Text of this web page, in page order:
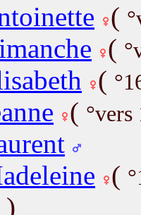
(
(
(
(
(
)